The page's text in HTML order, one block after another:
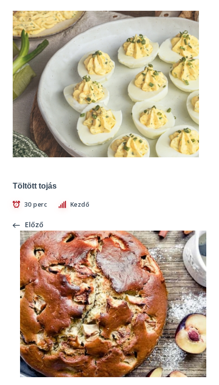
Töltött tojás
30 perc Kezdő
Előző